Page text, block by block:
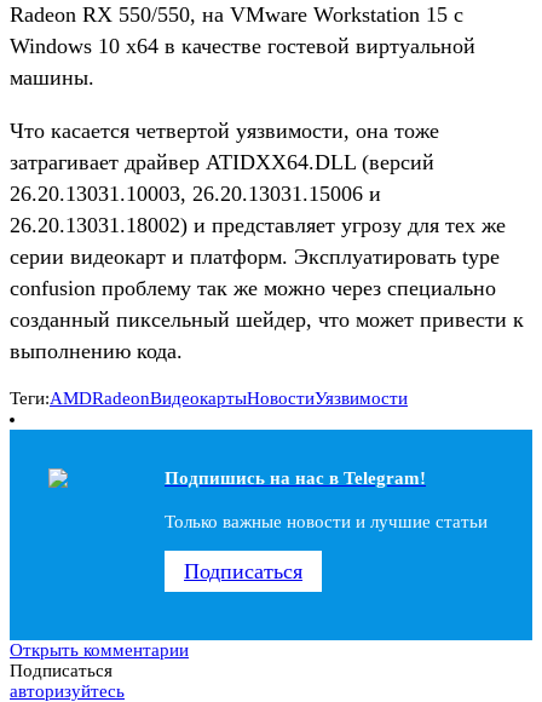
Radeon RX 550/550, на VMware Workstation 15 с
Windows 10 x64 в качестве гостевой виртуальной
машины.
Что касается четвертой уязвимости, она тоже
затрагивает драйвер ATIDXX64.DLL (версий
26.20.13031.10003, 26.20.13031.15006 и
26.20.13031.18002) и представляет угрозу для тех же
серии видеокарт и платформ. Эксплуатировать type
confusion проблему так же можно через специально
созданный пиксельный шейдер, что может привести к
выполнению кода.
Теги:AMDRadeonВидеокартыНовостиУязвимости
Подпишись на наc в Telegram!
Только важные новости и лучшие статьи
Подписаться
Открыть комментарии
Подписаться
авторизуйтесь